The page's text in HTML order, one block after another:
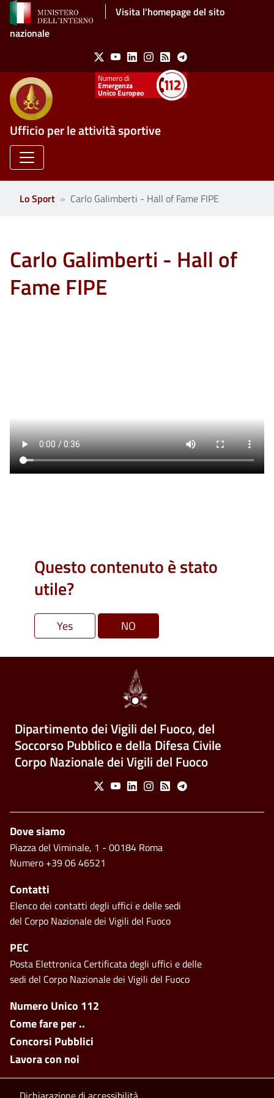
Salta al contenuto principaleVisita l'homepage del sito
nazionale
Social Menu
X YoutubeLinkedinInstagram
Feed Telegram
Emergenza
Unico Europeo
Ufficio per le attività sportive
Lo Sport Carlo Galimberti - Hall of Fame FIPE
Carlo Galimberti - Hall of
Fame FIPE
Questo contenuto è stato
utile?
Dipartimento dei Vigili del Fuoco, del
Soccorso Pubblico e della Difesa Civile
Corpo Nazionale dei Vigili del Fuoco
Social Menu
X YoutubeLinkedinInstagram
Feed Telegram
Footer side menu
Numero Unico 112
Come fare per ..
Concorsi Pubblici
Lavora con noi
Piè di pagina
Dove siamo
Piazza del Viminale, 1 - 00184 Roma
Numero +39 06 46521
Contatti
Elenco dei contatti degli uffici e delle sedi
del Corpo Nazionale dei Vigili del Fuoco
PEC
Posta Elettronica Certificata degli uffici e delle
sedi del Corpo Nazionale dei Vigili del Fuoco